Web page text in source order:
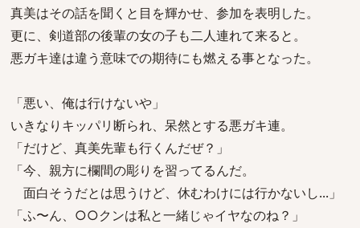
真美はその話を聞くと目を輝かせ、参加を表明した。
更に、剣道部の後輩の女の子も二人連れて来ると。
悪ガキ達は違う意味での期待にも燃える事となった。
「悪い、俺は行けないや」
いきなりキッパリ断られ、呆然とする悪ガキ連。
「だけど、真美先輩も行くんだぜ？」
「今、親方に欄間の彫りを習ってるんだ。
面白そうだとは思うけど、休むわけには行かないし...」
「ふ〜ん、○○クンは私と一緒じゃイヤなのね？」